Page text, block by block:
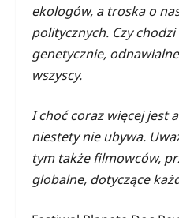
ekologów, a troska o
politycznych. Czy
genetycznie,
wszyscy.
I choć coraz więcej jest
niestety nie ubywa.
tym także filmowców,
globalne, dotyczące